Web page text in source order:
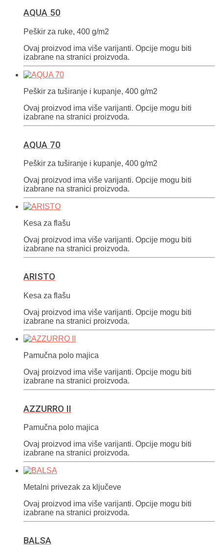
AQUA 50
Peškir za ruke, 400 g/m2
Ovaj proizvod ima više varijanti. Opcije mogu biti
izabrane na stranici proizvoda.
Peškir za tuširanje i kupanje, 400 g/m2
Ovaj proizvod ima više varijanti. Opcije mogu biti
izabrane na stranici proizvoda.
AQUA 70
Peškir za tuširanje i kupanje, 400 g/m2
Ovaj proizvod ima više varijanti. Opcije mogu biti
izabrane na stranici proizvoda.
Kesa za flašu
Ovaj proizvod ima više varijanti. Opcije mogu biti
izabrane na stranici proizvoda.
ARISTO
Kesa za flašu
Ovaj proizvod ima više varijanti. Opcije mogu biti
izabrane na stranici proizvoda.
Pamučna polo majica
Ovaj proizvod ima više varijanti. Opcije mogu biti
izabrane na stranici proizvoda.
AZZURRO II
Pamučna polo majica
Ovaj proizvod ima više varijanti. Opcije mogu biti
izabrane na stranici proizvoda.
Metalni privezak za ključeve
Ovaj proizvod ima više varijanti. Opcije mogu biti
izabrane na stranici proizvoda.
BALSA